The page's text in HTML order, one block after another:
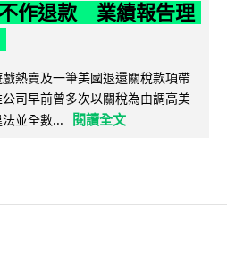
作退款 業績報告理
熱賣及一筆美國退還關稅款項帶
司早前曾多次以關稅為由調高美
並全數...
閱讀全文